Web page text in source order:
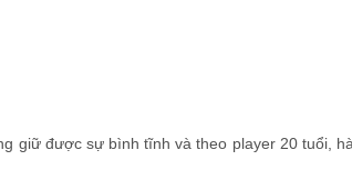
giữ được sự bình tĩnh và theo player 20 tuổi,